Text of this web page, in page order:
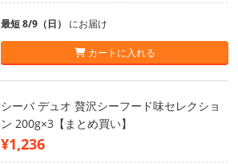
最短 8/9（日） にお届け
カートに入れる
シーバ デュオ 贅沢シーフード味セレクショ
ン 200g×3【まとめ買い】
¥1,236